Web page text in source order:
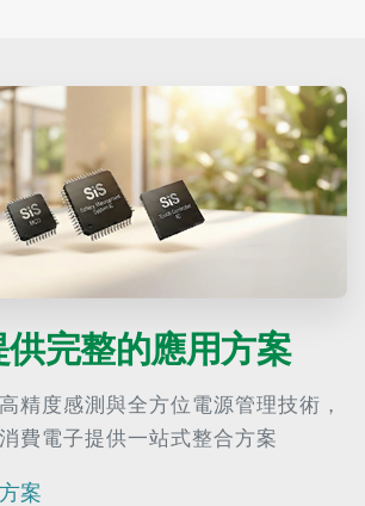
供完整的應用方案
精度感測與全方位電源管理技術，
費電子提供一站式整合方案
案